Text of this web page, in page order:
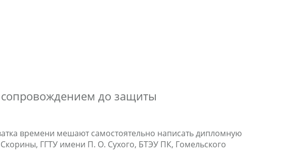
сопровождением до защиты
времени мешают самостоятельно написать дипломную
ГГТУ имени П. О. Сухого, БТЭУ ПК, Гомельского